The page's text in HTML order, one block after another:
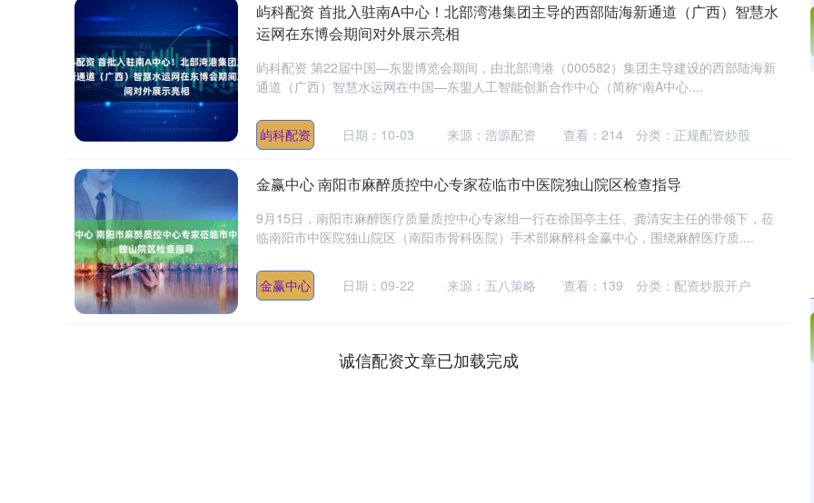
屿科配资 首批入驻南A中心！北部湾港集团主导的西部陆海新通道（广西）智慧水
运网在东博会期间对外展示亮相
屿科配资 第22届中国—东盟博览会期间，由北部湾港（000582）集团主导建设的西部陆海新
通道（广西）智慧水运网在中国—东盟人工智能创新合作中心（简称“南A中心....
屿科配资 日期：10-03 来源：浩源配资 查看：214 分类： 正规配资炒股
金赢中心 南阳市麻醉质控中心专家莅临市中医院独山院区检查指导
9月15日，南阳市麻醉医疗质量质控中心专家组一行在徐国亭主任、龚清安主任的带领下，莅
临南阳市中医院独山院区（南阳市骨科医院）手术部麻醉科金赢中心，围绕麻醉医疗质....
金赢中心 日期：09-22 来源：五八策略 查看： 139 分类： 配资炒股开户
诚信配资文章已加载完成
深证成指 14295.08 184.96 1.31% 沪深300 4689.96 38.65